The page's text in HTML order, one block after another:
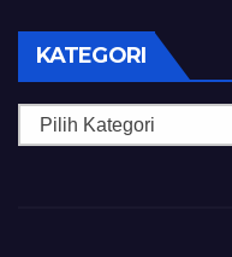
KATEGORI
Kategori